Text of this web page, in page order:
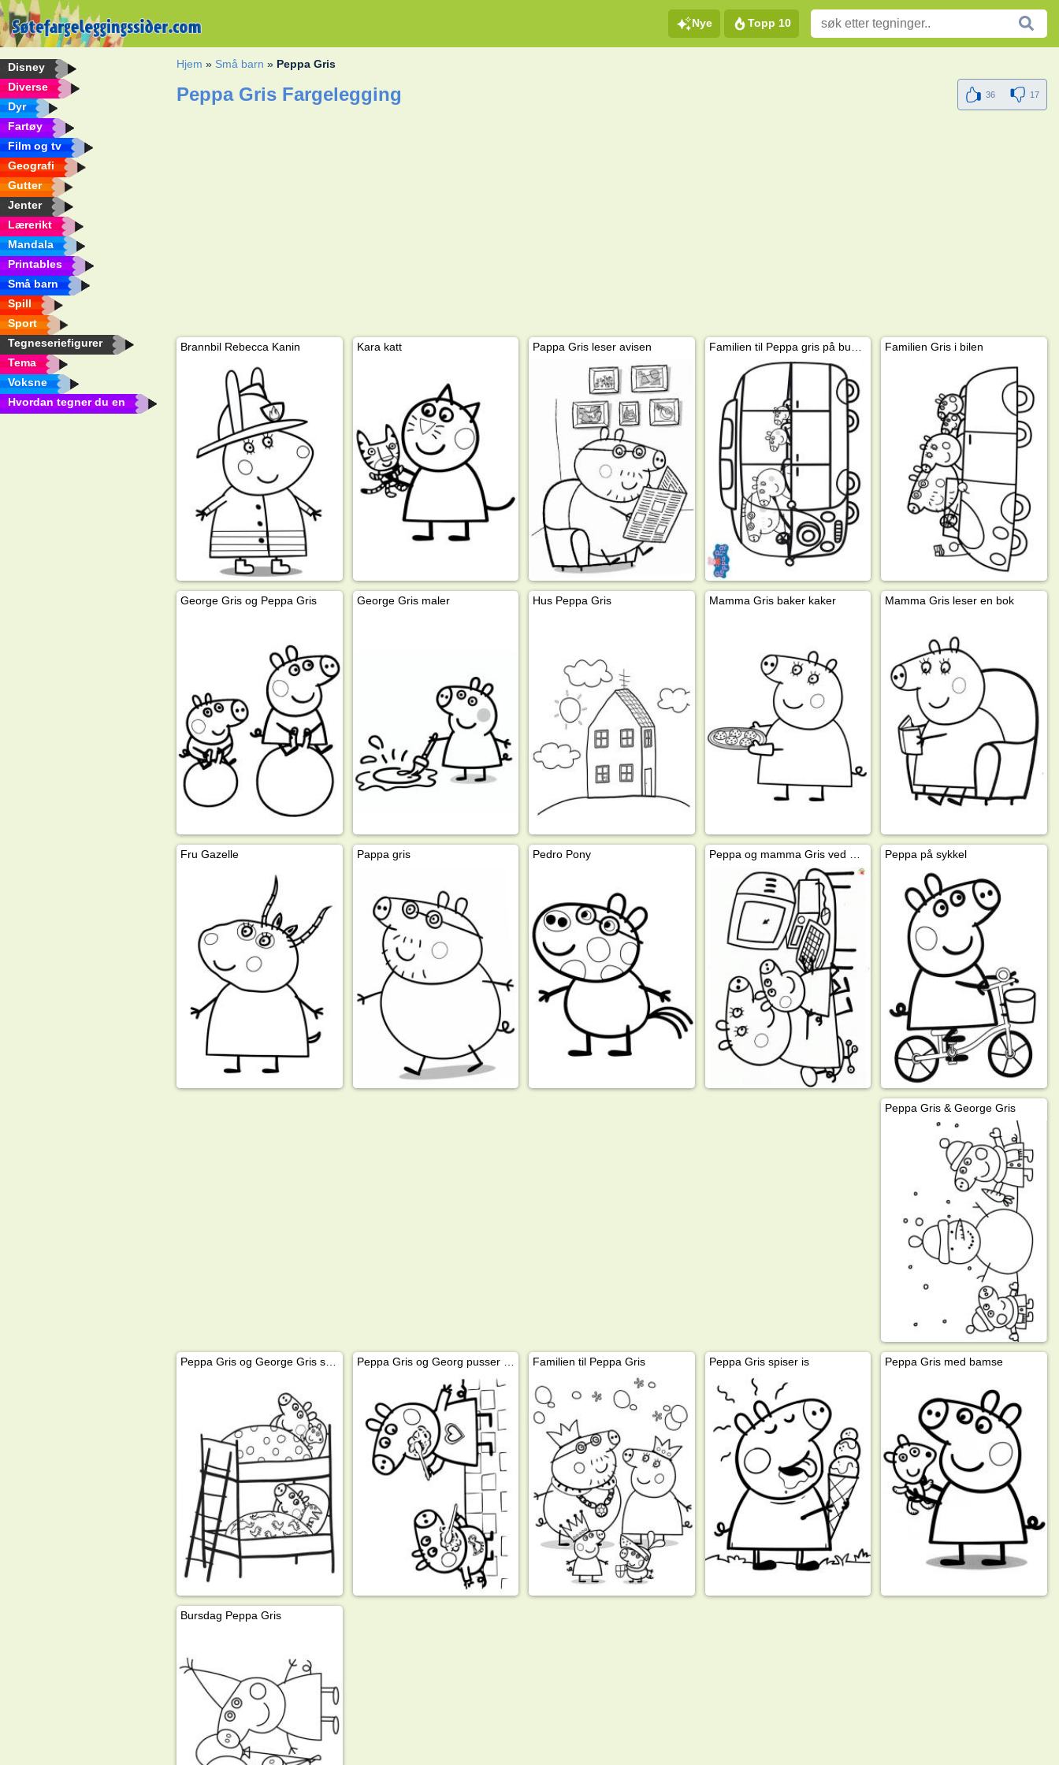
Nye Topp 10
Disney
Diverse
Dyr
Fartøy
Film og tv
Geografi
Gutter
Jenter
Lærerikt
Mandala
Printables
Små barn
Spill
Sport
Tegneseriefigurer
Tema
Voksne
Hvordan tegner du en
Hjem » Små barn » Peppa Gris
Peppa Gris Fargelegging 36 17
Brannbil Rebecca Kanin Kara katt Pappa Gris leser avisen Familien Gris i bilen
George Gris og Peppa Gris George Gris maler Hus Peppa Gris Mamma Gris baker kaker Mamma Gris leser en bok
Fru Gazelle Pappa gris Pedro Pony Peppa på sykkel
Peppa Gris & George Gris
Familien til Peppa Gris Peppa Gris spiser is Peppa Gris med bamse
Bursdag Peppa Gris